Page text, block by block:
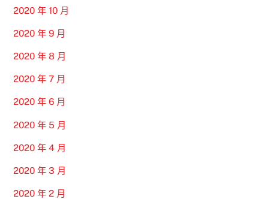
2020 年 10 月
2020 年 9 月
2020 年 8 月
2020 年 7 月
2020 年 6 月
2020 年 5 月
2020 年 4 月
2020 年 3 月
2020 年 2 月